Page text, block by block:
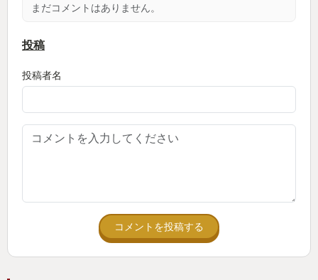
ん、両手持ちによる重い武器を扱う事も出来なくな
しょう。
片足を失えば踏み込みが不可能に、敵に急接近、あ
るいは距離をとることが困難になり、敵との差し合
いにおいて常にリスクの高いやりとりを強要されま
す。
なので戦闘では急所を狙うよりも、まずは部位を狙
い状況を有利に進める事が有効な場合もあります
というか普通に多数で攻めてくる！こっち一人なの
まだコメントはありません。
投稿
投稿者名
コメントを投稿する